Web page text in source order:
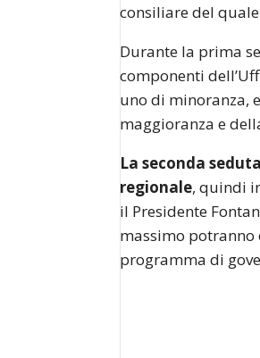
consiliare del
Durante la prima
componenti
uno di minoranza,
maggioranza e
La seconda
regionale, quindi
il Presidente
massimo potranno
programma di